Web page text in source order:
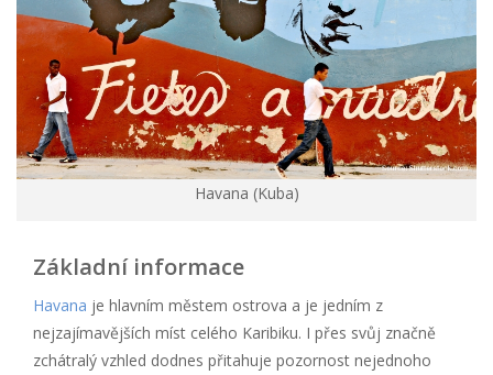
Havana (Kuba)
Základní informace
Havana je hlavním městem ostrova a je jedním z
nejzajímavějších míst celého Karibiku. I přes svůj značně
zchátralý vzhled dodnes přitahuje pozornost nejednoho